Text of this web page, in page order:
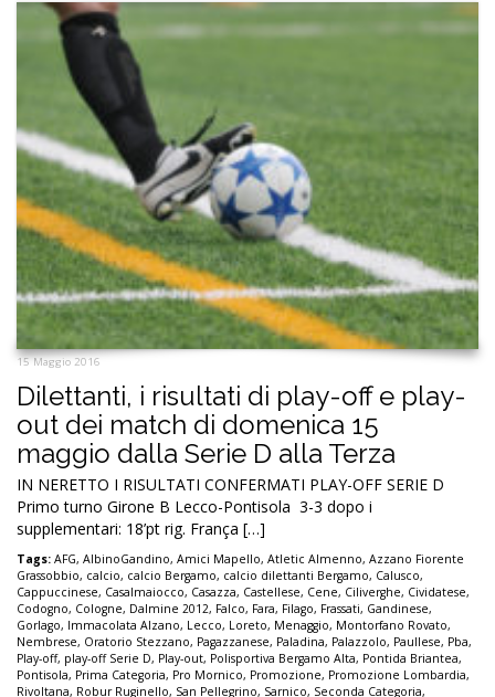
15 Maggio 2016
Dilettanti, i risultati di play-off e play-
out dei match di domenica 15
maggio dalla Serie D alla Terza
IN NERETTO I RISULTATI CONFERMATI PLAY-OFF SERIE D
Primo turno Girone B Lecco-Pontisola 3-3 dopo i
supplementari: 18’pt rig. França […]
Tags: AFG, AlbinoGandino, Amici Mapello, Atletic Almenno, Azzano Fiorente
Grassobbio, calcio, calcio Bergamo, calcio dilettanti Bergamo, Calusco,
Cappuccinese, Casalmaiocco, Casazza, Castellese, Cene, Ciliverghe, Cividatese,
Codogno, Cologne, Dalmine 2012, Falco, Fara, Filago, Frassati, Gandinese,
Gorlago, Immacolata Alzano, Lecco, Loreto, Menaggio, Montorfano Rovato,
Nembrese, Oratorio Stezzano, Pagazzanese, Paladina, Palazzolo, Paullese, Pba,
Play-off, play-off Serie D, Play-out, Polisportiva Bergamo Alta, Pontida Briantea,
Pontisola, Prima Categoria, Pro Mornico, Promozione, Promozione Lombardia,
Rivoltana, Robur Ruginello, San Pellegrino, Sarnico, Seconda Categoria,